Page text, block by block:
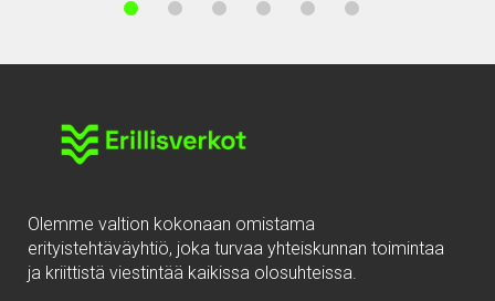
Olemme valtion kokonaan omistama
erityistehtäväyhtiö, joka turvaa yhteiskunnan toimintaa
ja kriittistä viestintää kaikissa olosuhteissa.